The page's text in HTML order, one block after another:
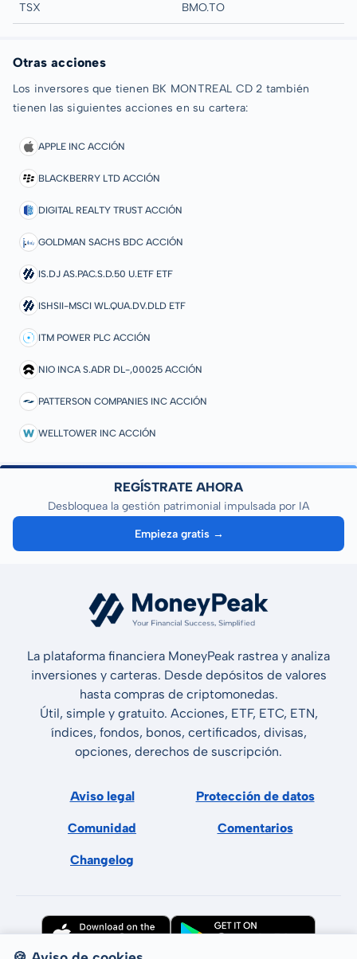
TSX BMO.TO
Otras acciones
Los inversores que tienen BK MONTREAL CD 2 también
tienen las siguientes acciones en su cartera:
APPLE INC ACCIÓN
BLACKBERRY LTD ACCIÓN
DIGITAL REALTY TRUST ACCIÓN
GOLDMAN SACHS BDC ACCIÓN
IS.DJ AS.PAC.S.D.50 U.ETF ETF
ISHSII-MSCI WL.QUA.DV.DLD ETF
ITM POWER PLC ACCIÓN
NIO INCA S.ADR DL-,00025 ACCIÓN
PATTERSON COMPANIES INC ACCIÓN
WELLTOWER INC ACCIÓN
REGÍSTRATE AHORA
Desbloquea la gestión patrimonial impulsada por IA
Empieza gratis →
La plataforma financiera MoneyPeak rastrea y analiza
inversiones y carteras. Desde depósitos de valores
hasta compras de criptomonedas.
Útil, simple y gratuito. Acciones, ETF, ETC, ETN,
índices, fondos, bonos, certificados, divisas,
opciones, derechos de suscripción.
Aviso legal Protección de datos
Comunidad Comentarios
Changelog